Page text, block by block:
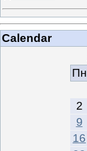
Calendar
Пн
2
9
16